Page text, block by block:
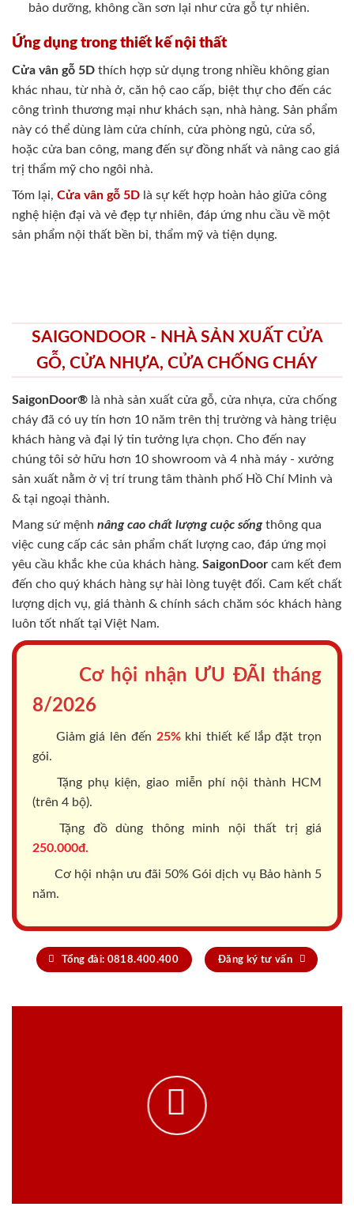
bảo dưỡng, không cần sơn lại như cửa gỗ tự nhiên.
Ứng dụng trong thiết kế nội thất
Cửa vân gỗ 5D thích hợp sử dụng trong nhiều không gian
khác nhau, từ nhà ở, căn hộ cao cấp, biệt thự cho đến các
công trình thương mại như khách sạn, nhà hàng. Sản phẩm
này có thể dùng làm cửa chính, cửa phòng ngủ, cửa sổ,
hoặc cửa ban công, mang đến sự đồng nhất và nâng cao giá
trị thẩm mỹ cho ngôi nhà.
Tóm lại, Cửa vân gỗ 5D là sự kết hợp hoàn hảo giữa công
nghệ hiện đại và vẻ đẹp tự nhiên, đáp ứng nhu cầu về một
sản phẩm nội thất bền bỉ, thẩm mỹ và tiện dụng.
SAIGONDOOR - NHÀ SẢN XUẤT CỬA
GỖ, CỬA NHỰA, CỬA CHỐNG CHÁY
SaigonDoor® là nhà sản xuất cửa gỗ, cửa nhựa, cửa chống
cháy đã có uy tín hơn 10 năm trên thị trường và hàng triệu
khách hàng và đại lý tin tưởng lựa chọn. Cho đến nay
chúng tôi sở hữu hơn 10 showroom và 4 nhà máy - xưởng
sản xuất nằm ở vị trí trung tâm thành phố Hồ Chí Minh và
& tại ngoại thành.
Mang sứ mệnh nâng cao chất lượng cuộc sốngthông qua
việc cung cấp các sản phẩm chất lượng cao, đáp ứng mọi
yêu cầu khắc khe của khách hàng. SaigonDoor cam kết đem
đến cho quý khách hàng sự hài lòng tuyệt đối. Cam kết chất
lượng dịch vụ, giá thành & chính sách chăm sóc khách hàng
luôn tốt nhất tại Việt Nam.
Cơ hội nhận ƯU ĐÃI tháng
8/2026
Giảm giá lên đến 25%khi thiết kế lắp đặt trọn
gói.
Tặng phụ kiện, giao miễn phí nội thành HCM
(trên 4 bộ).
Tặng đồ dùng thông minh nội thất trị giá
250.000đ.
Cơ hội nhận ưu đãi 50% Gói dịch vụ Bảo hành 5
năm.
Tổng đài: 0818.400.400 Đăng ký tư vấn